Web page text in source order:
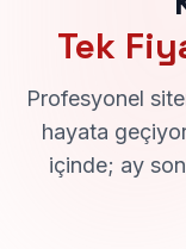
Tek
Profesyonel
hayata
içinde; ay